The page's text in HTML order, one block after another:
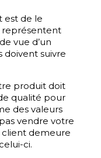
est de le
représentent
vue d’un
doivent suivre
produit doit
qualité pour
des valeurs
vendre votre
demeure
ci.